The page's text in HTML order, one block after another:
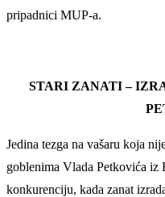
pripadnici MUP-a.
STARI ZANATI –
Jedina tezga na vašaru koja
goblenima Vlada Petkovića iz
konkurenciju, kada zanat